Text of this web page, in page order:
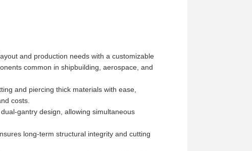
and production needs with a customizable
common in shipbuilding, aerospace, and
and piercing thick materials with ease,
costs.
gantry design, allowing simultaneous
long-term structural integrity and cutting